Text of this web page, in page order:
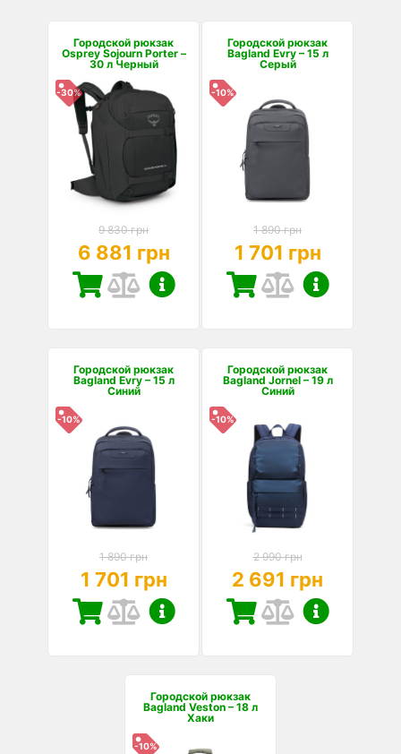
Городской рюкзак
Osprey Sojourn Porter –
30 л Черный
-30%
9 830 грн
6 881 грн
Городской рюкзак
Bagland Evry – 15 л
Серый
-10%
1 890 грн
1 701 грн
Городской рюкзак
Bagland Evry – 15 л
Синий
-10%
1 890 грн
1 701 грн
Городской рюкзак
Bagland Jornel – 19 л
Синий
-10%
2 990 грн
2 691 грн
Городской рюкзак
Bagland Veston – 18 л
Хаки
-10%